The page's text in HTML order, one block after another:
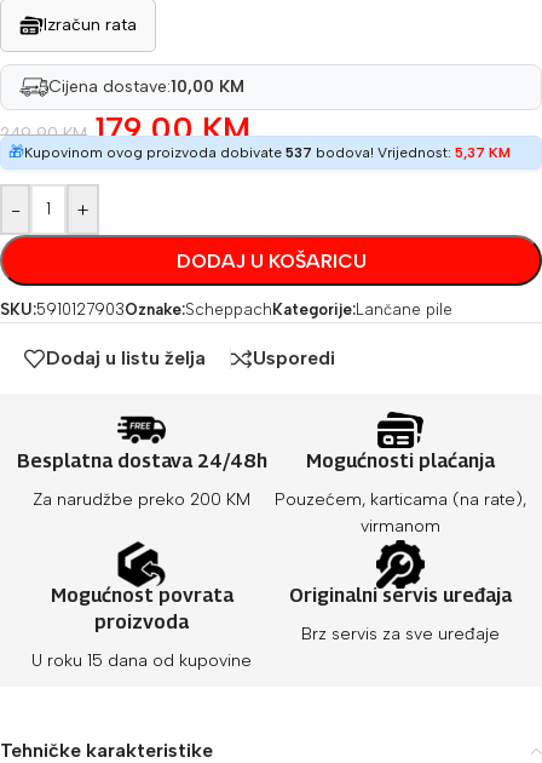
Izračun rata
Cijena dostave:10,00 KM
249,90KM 179,00KM
🎁Kupovinom ovog proizvoda dobivate 537 bodova! Vrijednost: 5,37 KM
- +
DODAJ U KOŠARICU
SKU:5910127903Oznake:Scheppach Kategorije:Lančane pile
Dodaj u listu želja Usporedi
Besplatna dostava 24/48h
Za narudžbe preko 200 KM
Mogućnosti plaćanja
Pouzećem, karticama (na rate),
virmanom
Mogućnost povrata
proizvoda
U roku 15 dana od kupovine
Originalni servis uređaja
Brz servis za sve uređaje
Tehničke karakteristike